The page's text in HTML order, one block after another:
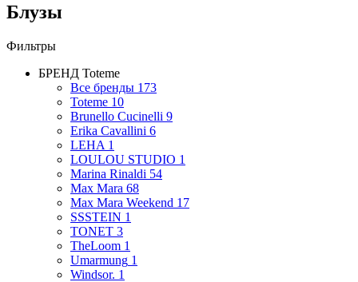
Блузы
Фильтры
БРЕНД Toteme
Все бренды 173
Toteme 10
Brunello Cucinelli 9
Erika Cavallini 6
LEHA 1
LOULOU STUDIO 1
Marina Rinaldi 54
Max Mara 68
Max Mara Weekend 17
SSSTEIN 1
TONET 3
TheLoom 1
Umarmung 1
Windsor. 1